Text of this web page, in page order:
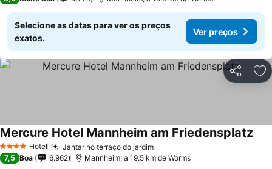
Selecione as datas para ver os preços
exatos.
Ver preços
Partilhar
4 EstrelasHotel Jantar no terraço do jardim
Mercure Hotel Mannheim am Friedensplatz
7,5 Boa 6.962 Mannheim, a 19.5 km de Worms